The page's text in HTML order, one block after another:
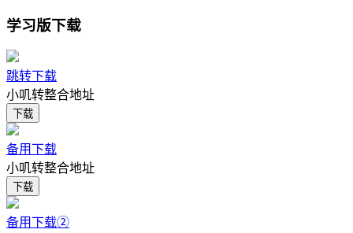
《海龟蘑菇汤》故事以悬疑、犯罪、黑暗风格居多，也有一些
欢乐的故事。但不会有恶心、重口、引人不适的情节。胆小的
朋友也不用担心，我们准备了跳过恐怖故事的功能。
学习版下载
跳转下载
小叽转整合地址
下载
备用下载
小叽转整合地址
下载
备用下载②